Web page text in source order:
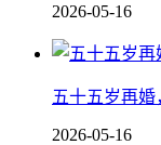
2026-05-16
五十五岁再
2026-05-16